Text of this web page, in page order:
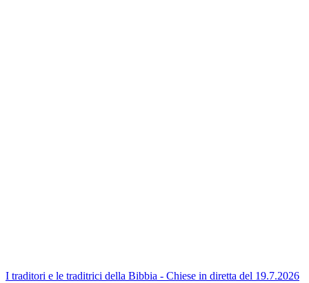
I traditori e le traditrici della Bibbia - Chiese in diretta del 19.7.2026